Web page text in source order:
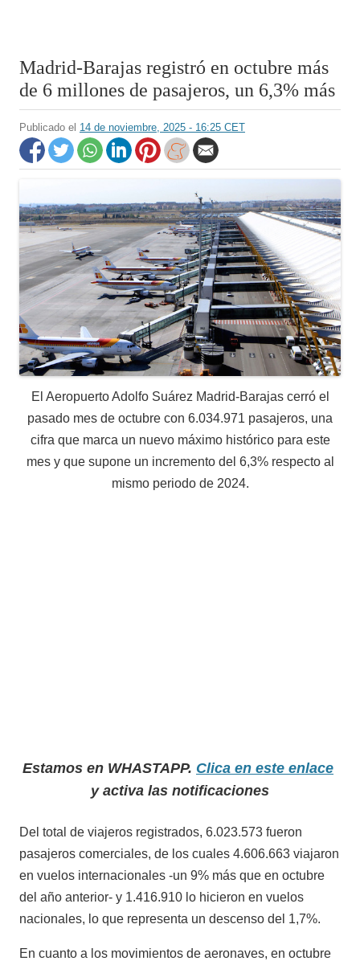
Madrid-Barajas registró en octubre más
de 6 millones de pasajeros, un 6,3% más
Publicado el 14 de noviembre, 2025 - 16:25 CET
El Aeropuerto Adolfo Suárez Madrid-Barajas cerró el
pasado mes de octubre con 6.034.971 pasajeros, una
cifra que marca un nuevo máximo histórico para este
mes y que supone un incremento del 6,3% respecto al
mismo periodo de 2024.
Estamos en WHASTAPP. Clica en este enlace
y activa las notificaciones
Del total de viajeros registrados, 6.023.573 fueron
pasajeros comerciales, de los cuales 4.606.663 viajaron
en vuelos internacionales -un 9% más que en octubre
del año anterior- y 1.416.910 lo hicieron en vuelos
nacionales, lo que representa un descenso del 1,7%.
En cuanto a los movimientos de aeronaves, en octubre